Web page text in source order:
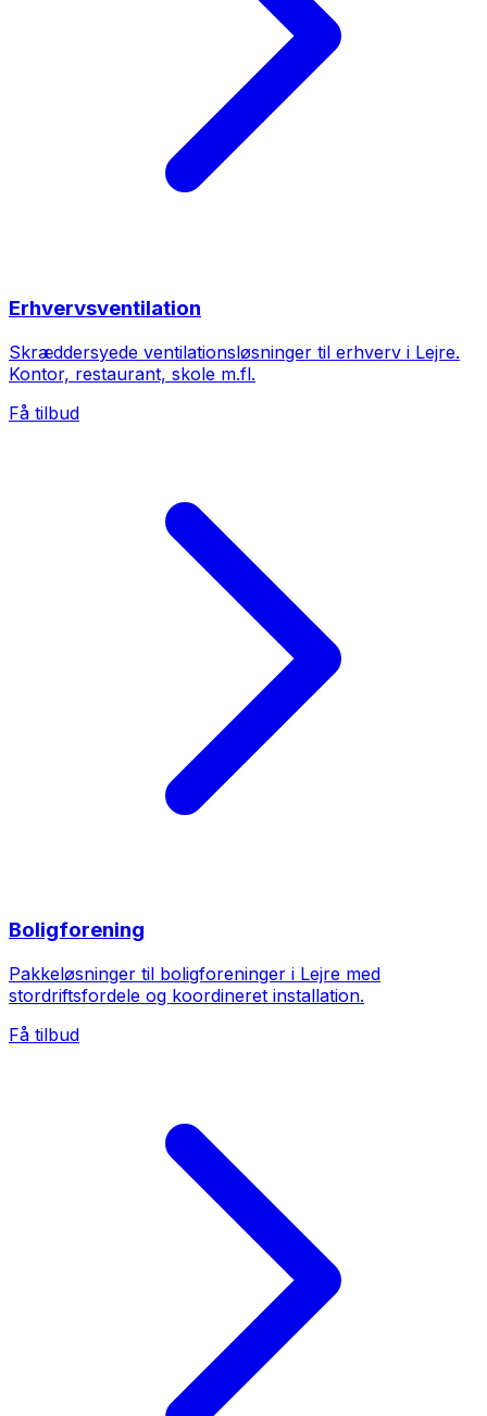
Erhvervsventilation
Skræddersyede ventilationsløsninger til erhverv i Lejre.
Kontor, restaurant, skole m.fl.
Få tilbud
Boligforening
Pakkeløsninger til boligforeninger i Lejre med
stordriftsfordele og koordineret installation.
Få tilbud